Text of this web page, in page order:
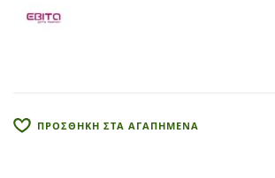
ΠΡΟΣΘΗΚΗ ΣΤΑ ΑΓΑΠΗΜΕΝΑ